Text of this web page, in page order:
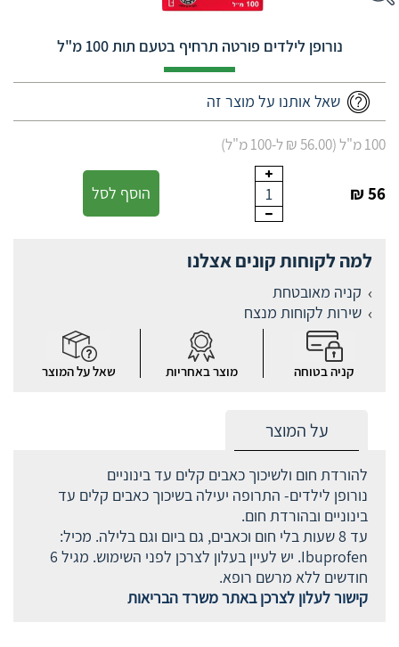
נורופן לילדים פורטה תרחיף בטעם תות 100 מ"ל
שאל אותנו על מוצר זה
100 מ"ל (56.00 ₪ ל-100 מ"ל)
56 ₪
1 הוסף לסל
למה לקוחות קונים אצלנו
קניה מאובטחת
שירות לקוחות מנצח
קניה בטוחה מוצר באחריות שאל על המוצר
על המוצר
להורדת חום ולשיכוך כאבים קלים עד בינוניים
נורופן לילדים- התרופה יעילה בשיכוך כאבים קלים עד
בינוניים ובהורדת חום.
עד 8 שעות בלי חום וכאבים, גם ביום וגם בלילה. מכיל:
Ibuprofen. יש לעיין בעלון לצרכן לפני השימוש. מגיל 6
חודשים ללא מרשם רופא.
קישור לעלון לצרכן באתר משרד הבריאות